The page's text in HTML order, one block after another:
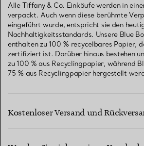
Alle Tiffany & Co. Einkäufe werden in
verpackt. Auch wenn diese berühmte
eingeführt wurde, entspricht sie den
Nachhaltigkeitsstandards. Unsere Blue
enthalten zu 100 % recycelbares Papier,
zertifiziert ist. Darüber hinaus bestehen
zu 100 % aus Recyclingpapier, während
75 % aus Recyclingpapier hergestellt
Kostenloser Versand und